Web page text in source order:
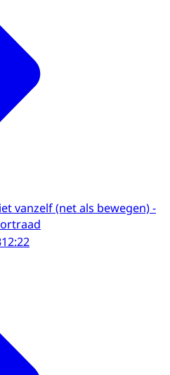
vanzelf (net als bewegen) -
12:22